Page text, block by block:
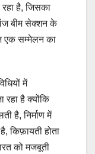
है, जिसका
बीम सेक्शन के
एक सम्मेलन का
में
रहा है क्योंकि
है, निर्माण में
किफ़ायती होता
को मजबूती